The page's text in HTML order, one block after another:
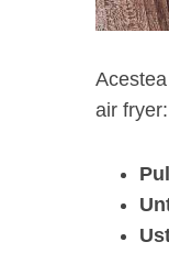
air fryer: